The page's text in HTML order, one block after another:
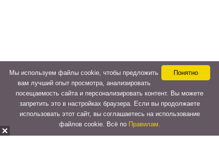
Понятно
Мы используем файлы cookie, чтобы предложить
вам лучший опыт просмотра, анализировать
посещаемость сайта и персонализировать контент. Вы можете
запретить это в настройках браузера. Если вы продолжаете
использовать этот сайт, вы соглашаетесь на использование
файлов cookie. Всё по Правилам.